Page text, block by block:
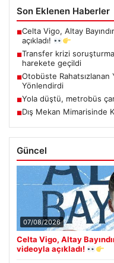
Son Eklenen Haberler
■Celta Vigo, Altay
açıkladı!
■Transfer krizi
harekete geçildi
■Otobüste Rahatsızlanan
Yönlendirdi
■Yola düştü, metrobüs
■Dış Mekan Mimarisinde
Güncel
07/08/2026
Celta Vigo, Altay
videoyla açıkladı!